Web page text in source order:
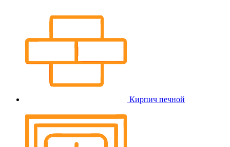
Кирпич печной